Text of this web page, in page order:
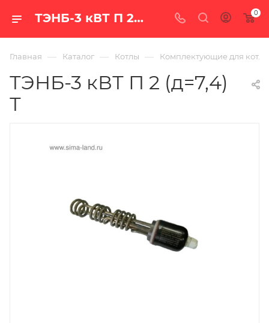
ТЭНБ-3 кВТ П 2 (д=7,4) Т — цена в Екатеринбурге, купить с доставкой по РФ в интернет-магазине «100 печей.ру» 0
Главная — Каталог — Котлы — Комплектующие для
ТЭНБ-3 кВТ П 2 (д=7,4)
Т